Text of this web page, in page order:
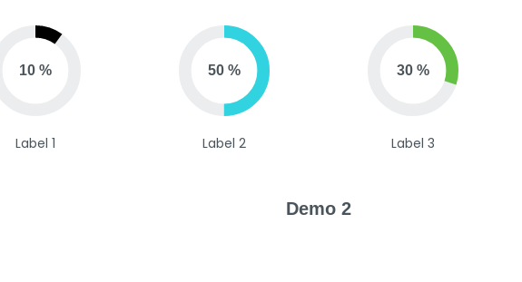
10 %
Label 1
50 %
Label 2
30 %
Label 3
Demo 2